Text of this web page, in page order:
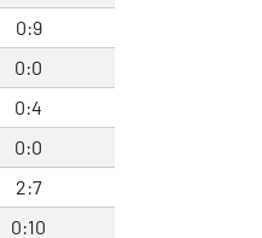
0:9
0:0
0:4
0:0
2:7
0:10